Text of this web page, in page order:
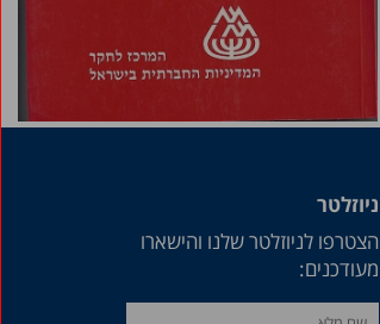
ניוזלטר
הצטרפו לניוזלטר שלנו והישארו
מעודכנים: